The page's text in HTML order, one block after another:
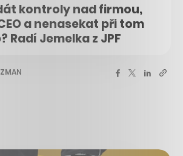
kontroly nad firmou,
a nenasekat při tom
Radí Jemelka z JPF